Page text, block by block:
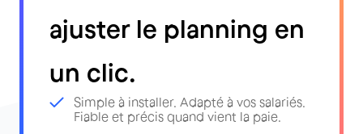
ajuster le planning en
un clic.
Simple à installer. Adapté à vos salariés.
Fiable et précis quand vient la paie.